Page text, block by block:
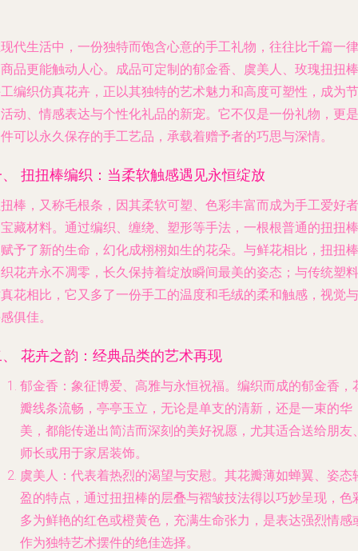
代生活中，一份独特而饱含心意的手工礼物，往往比千篇一律
品更能触动人心。成品可定制的郁金香、虞美人、玫瑰扭扭棒
编织仿真花卉，正以其独特的艺术魅力和高度可塑性，成为节
动、情感表达与个性化礼品的新宠。它不仅是一份礼物，更是
可以永久保存的手工艺品，承载着赠予者的巧思与深情。
扭扭棒编织：当柔软触感遇见永恒绽放
棒，又称毛根条，因其柔软可塑、色彩丰富而成为手工爱好者
藏材料。通过编织、缠绕、塑形等手法，一根根普通的扭扭棒
予了新的生命，幻化成栩栩如生的花朵。与鲜花相比，扭扭棒
花卉永不凋零，长久保持着绽放瞬间最美的姿态；与传统塑料
花相比，它又多了一份手工的温度和毛绒的柔和触感，视觉与
俱佳。
花卉之韵：经典品类的艺术再现
郁金香 ：象征博爱、高雅与永恒祝福。编织而成的郁金香，
瓣线条流畅，亭亭玉立，无论是单支的清新，还是一束的华
美，都能传递出简洁而深刻的美好祝愿，尤其适合送给朋友
师长或用于家居装饰。
虞美人 ：代表着热烈的渴望与安慰。其花瓣薄如蝉翼、姿态
盈的特点，通过扭扭棒的层叠与褶皱技法得以巧妙呈现，色
多为鲜艳的红色或橙黄色，充满生命张力，是表达强烈情感
作为独特艺术摆件的绝佳选择。